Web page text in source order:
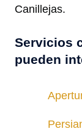
Canillejas.
Servicios
pueden